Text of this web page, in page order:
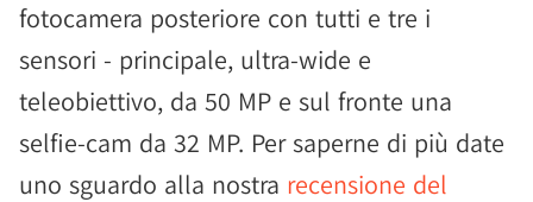
fotocamera posteriore con tutti e tre i
sensori - principale, ultra-wide e
teleobiettivo, da 50 MP e sul fronte una
selfie-cam da 32 MP. Per saperne di più date
uno sguardo alla nostra recensione del